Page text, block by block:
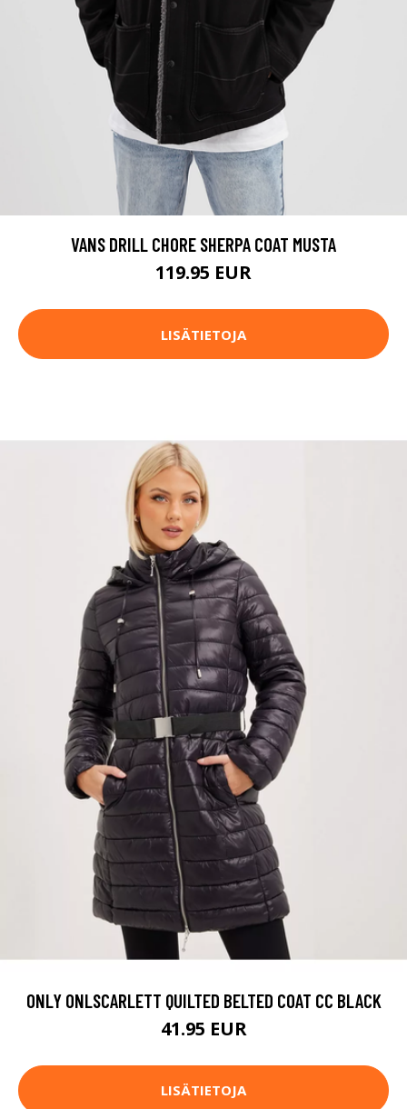
VANS DRILL CHORE SHERPA COAT MUSTA
119.95 EUR
LISÄTIETOJA
ONLY ONLSCARLETT QUILTED BELTED COAT CC BLACK
41.95 EUR
LISÄTIETOJA